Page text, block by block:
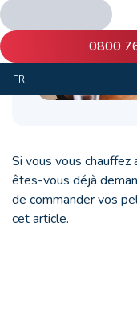
0800
FR
Si vous vous
êtes-vous déjà
de commander vos
cet article.